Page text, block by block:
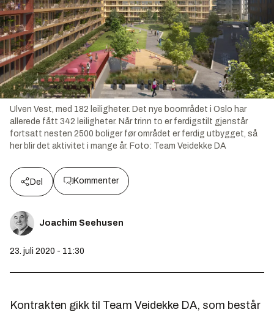
Ulven Vest, med 182 leiligheter. Det nye boområdet i Oslo har
allerede fått 342 leiligheter. Når trinn to er ferdigstilt gjenstår
fortsatt nesten 2500 boliger før området er ferdig utbygget, så
her blir det aktivitet i mange år. Foto: Team Veidekke DA
Del Kommenter
Joachim Seehusen
23. juli 2020 - 11:30
Kontrakten gikk til Team Veidekke DA, som består